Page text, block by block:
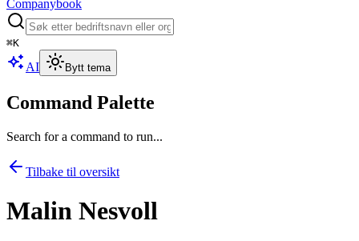
Companybook
⌘K
AI Bytt tema
Command Palette
Search for a command to run...
Tilbake til oversikt
Malin Nesvoll